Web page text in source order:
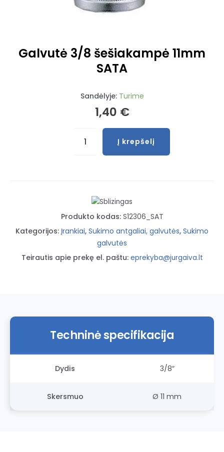
Galvutė 3/8 šešiakampė 11mm
SATA
Sandėlyje: Turime
1,40 €
Į krepšelį
Produkto kodas: S12306_SAT
Kategorijos: Įrankiai, Sukimo antgaliai, galvutės, Sukimo
galvutės
Teirautis apie prekę el. paštu: eprekyba@jurgaiva.lt
Techninė specifikacija
Dydis 3/8″
Skersmuo Ø 11 mm